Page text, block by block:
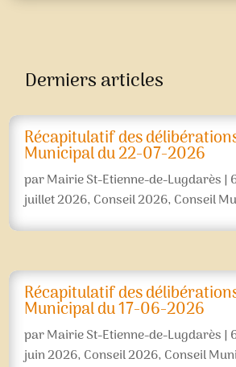
Derniers articles
Récapitulatif des
Municipal du 22-07-2026
parMairie St-Etienne-de-Lugdarès|
juillet 2026, Conseil 2026, Conseil
Récapitulatif des
Municipal du 17-06-2026
parMairie St-Etienne-de-Lugdarès|
juin 2026, Conseil 2026, Conseil